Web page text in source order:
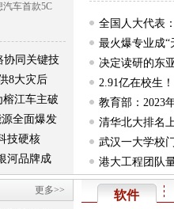
车首款5C
协同关键技
8大灾后
江车主破
全面爆发
技硬核
河品牌成
全国人大代表
最火爆专业成“
决定读研的东
2.91亿在校生
教育部：2023
清华北大排名
武汉一大学校
港大工程团队
更多>> 软件